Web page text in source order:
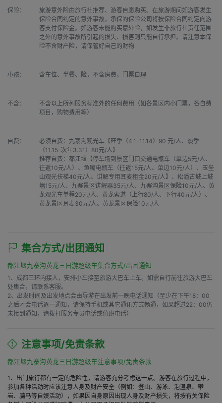
保险：
旅游意外险由旅行社推荐、游客自愿购买。在旅游期间如游客发生
保险合同约定的意外事故，承保的保险公司将按保险合同约定向游
客支付保险金。如游客未能购买意外险，如发生非旅行社责任范围
之外的意外事故所引起的损失、损害则只能自行承担。请注意本保
险不含财产险，请保管好自己的财物
小孩： 含车位、半餐、险，不含房费，门票自理
不含：
不含以上所列服务标准外的任何费用（如各景区内小门票，各自费
项目，购物费用等）
自费：
必须自费：九寨沟观光车【旺季（4.1-11.14）90 元/人、淡季
（11.15-次年3.31）80元/人】
推荐自费：都江堰【停车场到景区门口交通电瓶车（单边5元/人、
往返10元/人）、鱼嘴电瓶车（往返15元/人、单边10元/人）、玉垒
山观光扶梯40元/人、讲解专用耳麦租金20元/人】、松潘古城上城
墙15元/人、九寨景区讲解器35元/人、九寨沟景区保险10元/人、黄
龙观光车单程20元/人、黄龙索道（上行80/人、下行40元/人）、
黄龙景区耳麦30元/人、黄龙景区保险10元/人
集合方式/出团通知
都江堰九寨沟黄龙三日游超级车集合方式/出团通知
1、成都三环内接人，安排小车接至旅游大巴车上车。如需自行前往旅游大巴车
处集合，请联系客服。
2、出发时间及出发地点会由导游在出发前一晚电话通知（至少在下午18：00
之后才会电话逐一通知，请保持手机或其它通讯方式畅通，如果超过22：00仍
未接到通知，请拨打服务专员电话或值班电话）
注意事项/免责条款
都江堰九寨沟黄龙三日游超级车注意事项/免责条款
1、出门旅行都有一定的危险性，请游客充分考虑这一点。游客在旅行过程中，
参加各种活动时应该注意人身及财产安全（例如：登山、游泳、泡温泉、攀
岩、骑马等自娱活动），如果因自身原因出现人身及财产损失，将按有关保险